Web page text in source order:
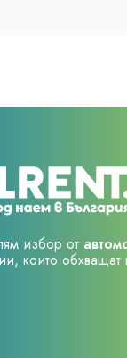
избор от
които